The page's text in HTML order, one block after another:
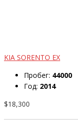
KIA SORENTO EX
Пробег: 44000
Год: 2014
$18,300